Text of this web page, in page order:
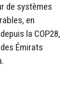
de systèmes
en
la COP28,
Émirats